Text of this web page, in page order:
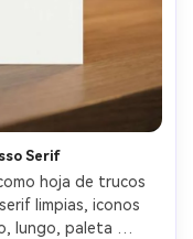
Serif
hoja de trucos
limpias, iconos
lungo, paleta